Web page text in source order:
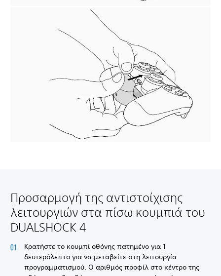
Προσαρμογή της αντιστοίχισης
λειτουργιών στα πίσω κουμπιά του
DUALSHOCK 4
Κρατήστε το κουμπί οθόνης πατημένο για 1
δευτερόλεπτο για να μεταβείτε στη λειτουργία
προγραμματισμού. Ο αριθμός προφίλ στο κέντρο της